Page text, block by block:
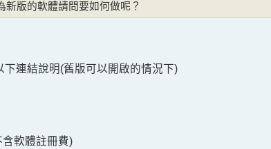
版的軟體請問要如何做呢？
連結說明(舊版可以開啟的情況下)
軟體註冊費)